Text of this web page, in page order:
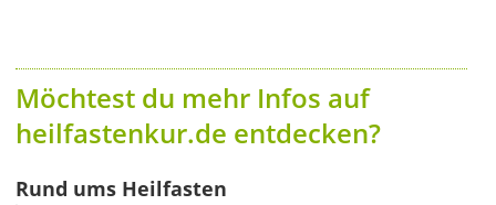
Möchtest du mehr Infos auf
heilfastenkur.de entdecken?
Rund ums Heilfasten